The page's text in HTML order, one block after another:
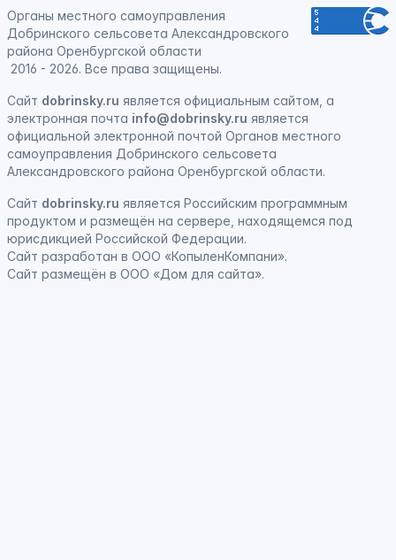
Органы местного самоуправления
Добринского сельсовета Александровского
района Оренбургской области
2016 - 2026. Все права защищены.
Сайт dobrinsky.ru является официальным сайтом, а
электронная почта info@dobrinsky.ru является
официальной электронной почтой Органов местного
самоуправления Добринского сельсовета
Александровского района Оренбургской области.
Сайт dobrinsky.ru является Российским программным
продуктом и размещён на сервере, находящемся под
юрисдикцией Российской Федерации.
Сайт разработан в ООО «КопыленКомпани».
Сайт размещён в ООО «Дом для сайта».